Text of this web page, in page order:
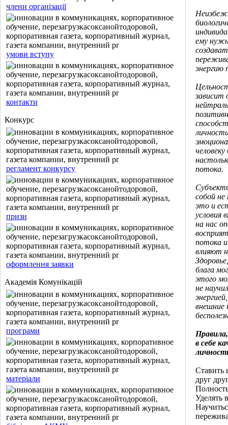
члени організації
умови вступу
контакти
Конкурс
регламент конкурсу
призи
оформлення заявки
Академія Комунікацій
програми
матеріали
ему
энергию
зависит
потока.
собой
это и
условия
на нас
потока
влияют
блага
этого
не
внешние
в себе
Ставить
друг
Уделять